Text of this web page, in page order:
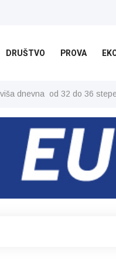
DRUŠTVO PROVA
dnevna od 32 do 36